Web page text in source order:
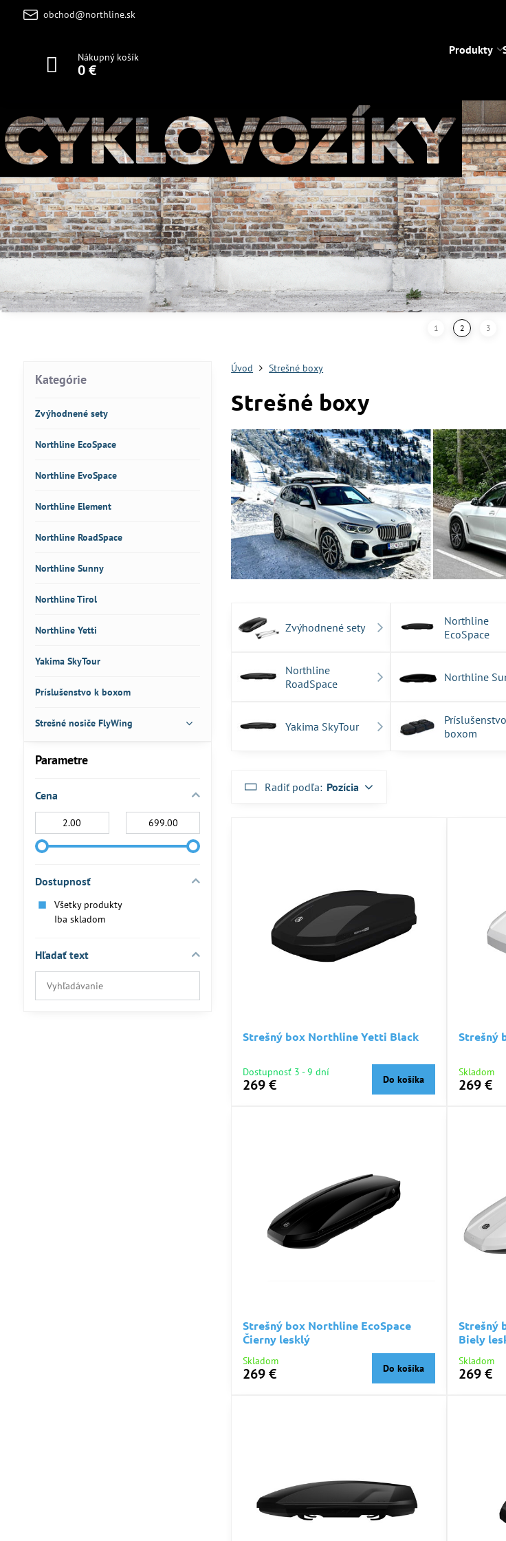
obchod@northline.sk
Nákupný košík
0 €
Produkty
Úvod Strešné boxy
Strešné boxy
Zvýhodnené sety
Northline
EcoSpace
Northline
RoadSpace
Northline
Yakima SkyTour
boxom
Radiť podľa: Pozícia
Strešný box Northline Yetti Black
Dostupnosť 3 - 9 dní
269 € Do košíka
Strešný
Skladom
269 €
Strešný box Northline EcoSpace
Čierny lesklý
Skladom
269 € Do košíka
Strešný
Biely
Skladom
269 €
Parametre
Cena
Dostupnosť
Všetky produkty
Iba skladom
Hľadať text
Prehľadať
výsledky
Kategórie
Zvýhodnené sety
Northline EcoSpace
Northline EvoSpace
Northline Element
Northline RoadSpace
Northline Sunny
Northline Tirol
Northline Yetti
Yakima SkyTour
Príslušenstvo k boxom
Strešné nosiče FlyWing